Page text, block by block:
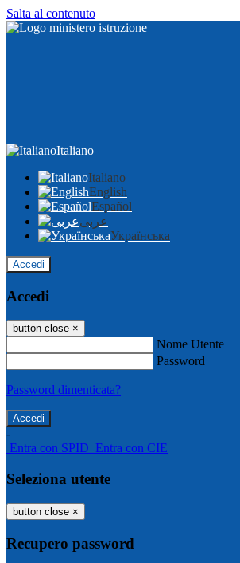
Salta al contenuto
Italiano
Italiano
English
Español
عربى
Українська
Accedi
Accedi
button close ×
Nome Utente
Password
Password dimenticata?
-
Entra con SPID Entra con CIE
Seleziona utente
button close ×
Recupero password